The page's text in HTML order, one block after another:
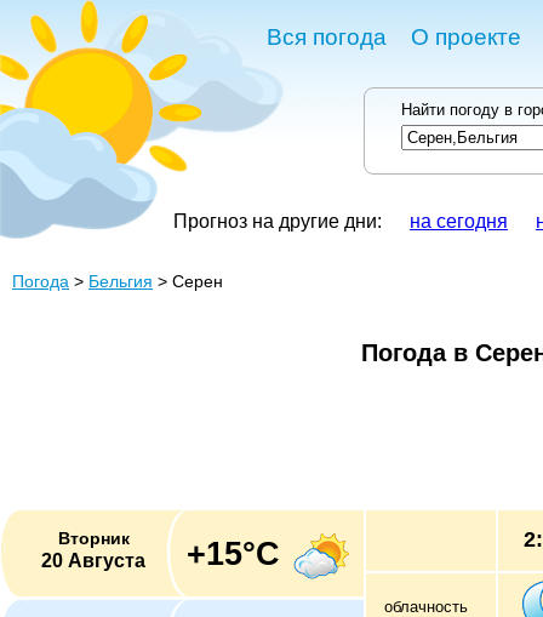
Вся погода О проекте
Найти погоду в
Прогноз на другие дни: на сегодня
Погода > Бельгия > Серен
Погода в
Вторник
20 Августа +15°C
облачность